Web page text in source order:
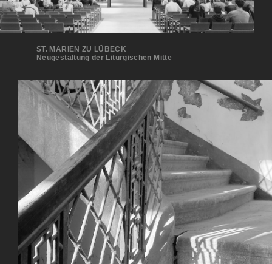
ST. MARIEN ZU LÜBECK
Neugestaltung der Liturgischen Mitte